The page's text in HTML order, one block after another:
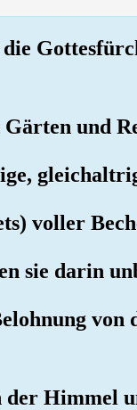
und
voller
sie darin
Himmel